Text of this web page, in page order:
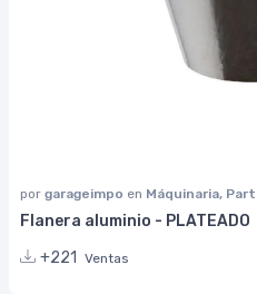
por garageimpo en Máquinaria,
Flanera aluminio - PLATEADO
+221
Ventas